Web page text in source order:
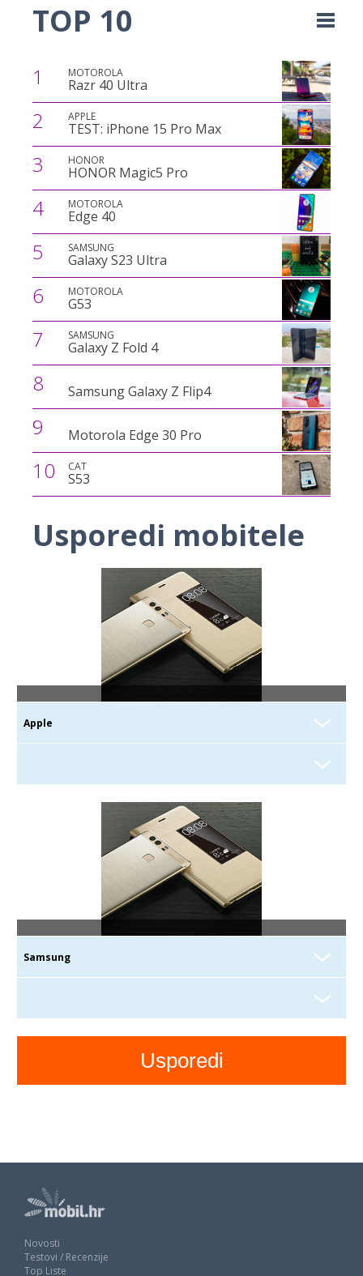
TOP 10
1 MOTOROLA
Razr 40 Ultra
2 APPLE
TEST: iPhone 15 Pro Max
3 HONOR
HONOR Magic5 Pro
4 MOTOROLA
Edge 40
5 SAMSUNG
Galaxy S23 Ultra
6 MOTOROLA
G53
7 SAMSUNG
Galaxy Z Fold 4
8 Samsung Galaxy Z Flip4
9 Motorola Edge 30 Pro
10 CAT
S53
Usporedi mobitele
Novosti
Testovi / Recenzije
Top Liste